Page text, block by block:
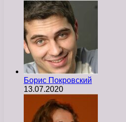
Борис Покровский
13.07.2020